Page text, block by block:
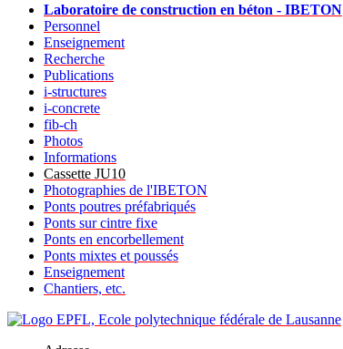
Laboratoire de construction en béton - IBETON
Personnel
Enseignement
Recherche
Publications
i-structures
i-concrete
fib-ch
Photos
Informations
Cassette JU10
Photographies de l'IBETON
Ponts poutres préfabriqués
Ponts sur cintre fixe
Ponts en encorbellement
Ponts mixtes et poussés
Enseignement
Chantiers, etc.